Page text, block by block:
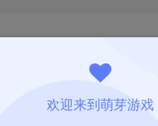
资源，请付费后查看
￥1
欢迎来到萌芽游戏